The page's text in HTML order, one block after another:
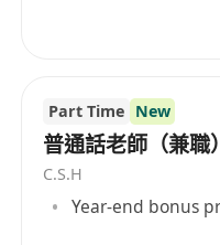
1. 提供具有竞争力的
2. 完善的社会保险制
薪年假。
3. 提供职业培训与发
5. 可获得丰富的教育
Part Time New
普通話老師（兼職）
C.S.H
Year-end bonus